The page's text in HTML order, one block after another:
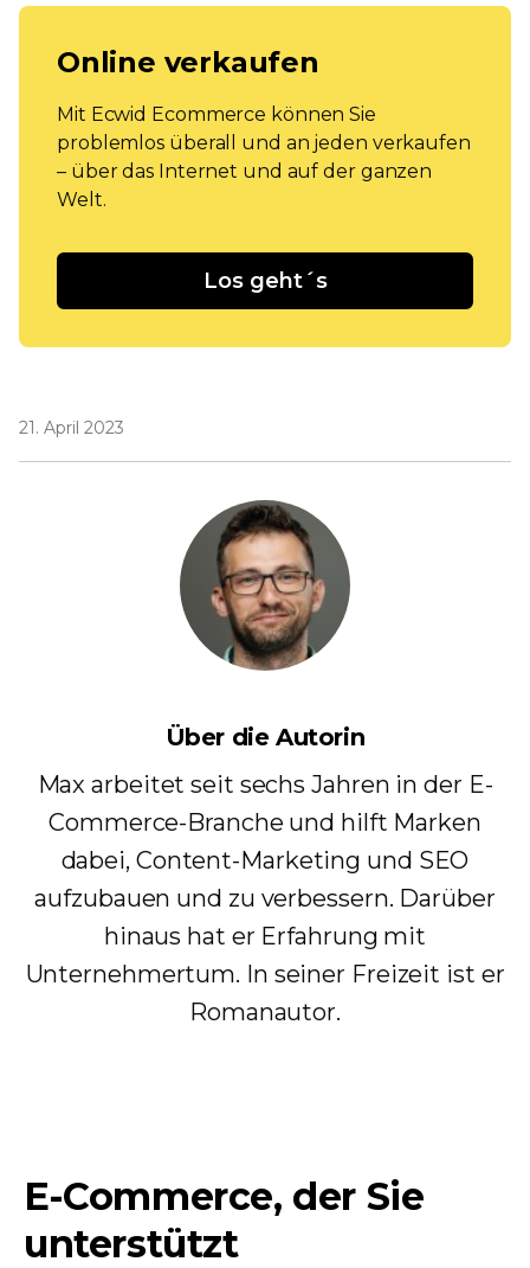
Online verkaufen
Mit Ecwid Ecommerce können Sie
problemlos überall und an jeden verkaufen
– über das Internet und auf der ganzen
Welt.
Los geht´s
21. April 2023
Über die Autorin
Max arbeitet seit sechs Jahren in der E-
Commerce-Branche und hilft Marken
dabei, Content-Marketing und SEO
aufzubauen und zu verbessern. Darüber
hinaus hat er Erfahrung mit
Unternehmertum. In seiner Freizeit ist er
Romanautor.
E-Commerce, der Sie
unterstützt